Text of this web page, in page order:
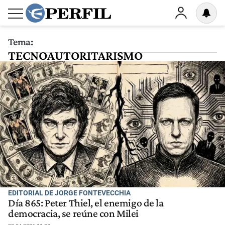
Tema:
TECNOAUTORITARISMO
EDITORIAL DE JORGE FONTEVECCHIA
Día 865: Peter Thiel, el enemigo de la
democracia, se reúne con Milei